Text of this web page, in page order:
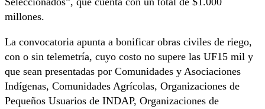
millones.
La convocatoria apunta a bonificar obras civiles de riego,
con o sin telemetría, cuyo costo no supere las UF15 mil y
que sean presentadas por Comunidades y Asociaciones
Indígenas, Comunidades Agrícolas, Organizaciones de
Pequeños Usuarios de INDAP, Organizaciones de